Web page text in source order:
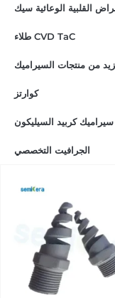
القلبية الوعائية سيك
طلاء CVD TaC
من منتجات السيراميك
كوارتز
سيراميك كربيد السيليكون
الجرافيت التخصصي